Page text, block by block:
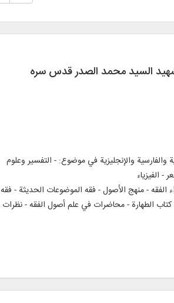
السيد محمد الصدر قدس سره
العربية والفارسية والإنجليزية في موضوع: - التفسير وعلوم
- الفيزياء
الفقه - منهج الأصول - فقه الموضوعات الحديثة - فقه
الطهارة - محاضرات في علم أصول الفقه - نظرات